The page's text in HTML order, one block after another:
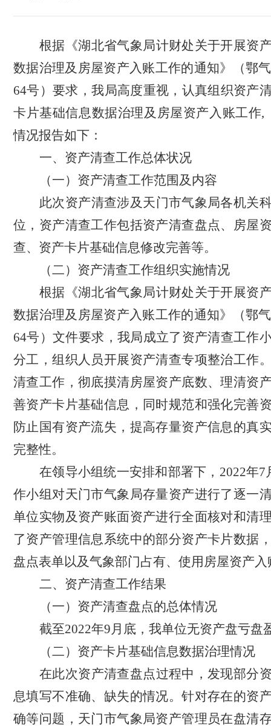
根据《湖北省气象局计财处关于开展资
数据治理及房屋资产入账工作的通知》（鄂
64号）要求，我局高度重视，认真组织资产
卡片基础信息数据治理及房屋资产入账工作,
情况报告如下：
一、 资产清查工作总体状况
（一）资产清查工作范围及内容
此次资产清查涉及天门市气象局各机关
位，资产清查工作包括资产清查盘点、房屋
查、资产卡片基础信息修改完善等。
（二）资产清查工作组织实施情况
根据《湖北省气象局计财处关于开展资
数据治理及房屋资产入账工作的通知》（鄂
64号）文件要求，我局成立了资产清查工作
分工，组织人员开展资产清查专项整治工作
清查工作，彻底摸清房屋资产底数、理清资
善资产卡片基础信息，同时规范和强化完善
防止国有资产流失，提高存量资产信息的真
完整性。
在领导小组统一安排和部署下， 2022年
作小组对天门市气象局存量资产进行了逐一
单位实物及资产账面资产进行全面核对和清
了资产管理信息系统中的部分资产卡片数据
盘点表单以及气象部门占有、使用房屋资产
二、 资产清查工作结果
（一）资产清查盘点的总体情况
截至2022年9月底，我单位无资产盘亏盘
（二）资产卡片基础信息数据治理情况
在此次资产清查盘点过程中，发现部分
息填写不准确、缺失的情况。针对存在的资
确等问题，天门市气象局资产管理员在盘清